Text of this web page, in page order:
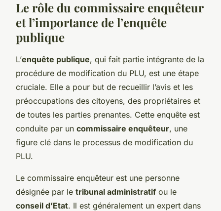
Le rôle du commissaire enquêteur
et l’importance de l’enquête
publique
L’enquête publique, qui fait partie intégrante de la
procédure de modification du PLU, est une étape
cruciale. Elle a pour but de recueillir l’avis et les
préoccupations des citoyens, des propriétaires et
de toutes les parties prenantes. Cette enquête est
conduite par un commissaire enquêteur, une
figure clé dans le processus de modification du
PLU.
Le commissaire enquêteur est une personne
désignée par le tribunal administratif ou le
conseil d’Etat. Il est généralement un expert dans